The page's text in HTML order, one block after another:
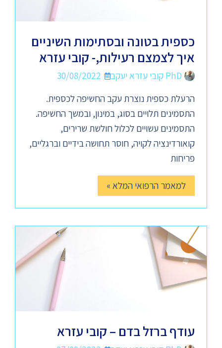
כספית בטונה ובסתימות השיניים
איך לצמצם רעילות,- קובי עזרא
PhD קובי עזרא יעקב
30/08/2022
הרעלת כספית נוצרת עקב החשיפה לכספית.
התסמינים תלויים בסוג, במינון, ובמשך החשיפה.
התסמינים עשויים לכלול חולשת שרירים,
קואורדינציה לקויה, חוסר תחושה בידיים וברגליים,
פריחות
למאמר הרפואי המלא »
עודף ברזל בדם – קובי עזרא